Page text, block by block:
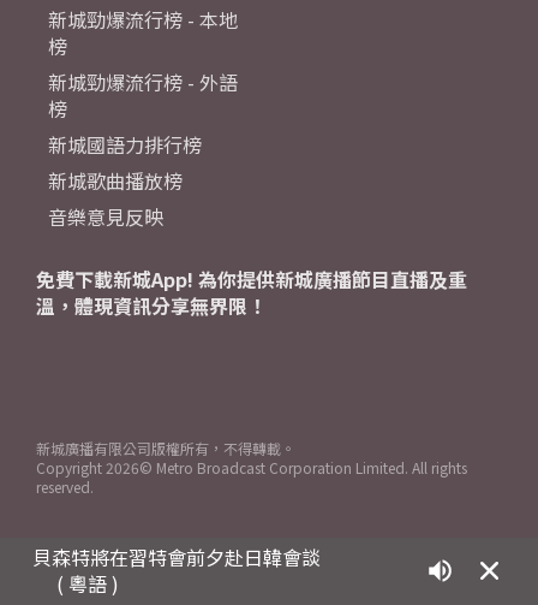
貝森特將在習特會前夕赴日韓會談
( 粵語 )
新城勁爆流行榜 - 本地
榜
新城勁爆流行榜 - 外語
榜
新城國語力排行榜
新城歌曲播放榜
音樂意見反映
免費下載新城App! 為你提供新城廣播節目直播及重
溫，體現資訊分享無界限！
新城廣播有限公司版權所有，不得轉載。
Copyright 2026© Metro Broadcast Corporation Limited. All rights
reserved.